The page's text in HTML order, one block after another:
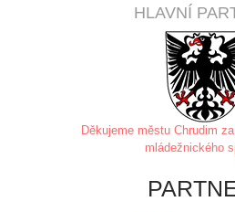
HLAVNÍ
Děkujeme městu Chrudim za
mládežnického